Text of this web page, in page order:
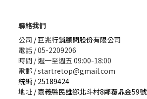
聯絡我們
公司 / 巨兆行銷顧問股份有限公司
電話 / 05-2209206
時間 / 週一至週五 09:00-18:00
電郵 / startretop@gmail.com
統編 / 25189424
地址 / 嘉義縣民雄鄉北斗村8鄰覆鼎金59號